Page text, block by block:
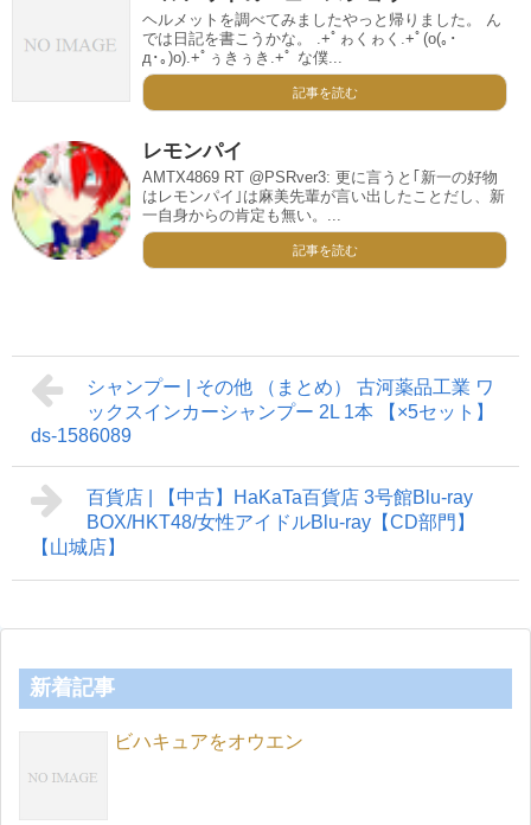
ヘルメットを調べてみましたやっと帰りました。 ん
では日記を書こうかな。 .+ﾟゎくゎく.+ﾟ(o(｡･
д･｡)o).+ﾟぅきぅき.+ﾟ な僕...
記事を読む
レモンパイ
AMTX4869 RT @PSRver3: 更に言うと｢新一の好物
はレモンパイ｣は麻美先輩が言い出したことだし、新
一自身からの肯定も無い。...
記事を読む
シャンプー | その他 （まとめ） 古河薬品工業 ワ
ックスインカーシャンプー 2L 1本 【×5セット】
ds-1586089
百貨店 | 【中古】HaKaTa百貨店 3号館Blu-ray
BOX/HKT48/女性アイドルBlu-ray【CD部門】
【山城店】
新着記事
ビハキュアをオウエン